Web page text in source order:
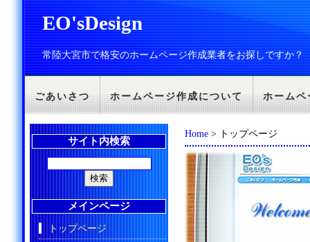
EO'sDesign
常陸大宮市で格安のホームページ作成業者をお探しですか？
ごあいさつ ホームページ作成について ホームペ
Home > トップページ
サイト内検索
メインページ
トップページ